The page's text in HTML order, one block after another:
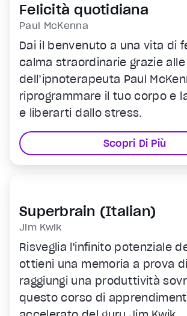
Felicità quotidiana
Paul McKenna
Dai il benvenuto a una vita di
calma straordinarie grazie
dell’ipnoterapeuta Paul
riprogrammare il tuo corpo e
e liberarti dallo stress.
Scopri Di Più
Superbrain (Italian)
Jim Kwik
Risveglia l'infinito potenziale
ottieni una memoria a prova
raggiungi una produttività
questo corso di